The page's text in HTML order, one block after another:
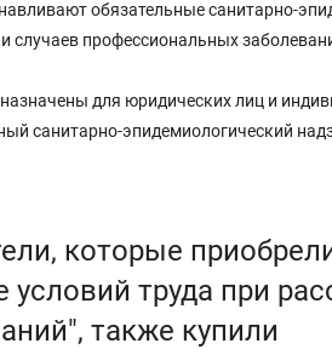
обязательные санитарно-
случаев профессиональных
для юридических лиц и
санитарно-эпидемиологический
которые
условий труда при
также купили